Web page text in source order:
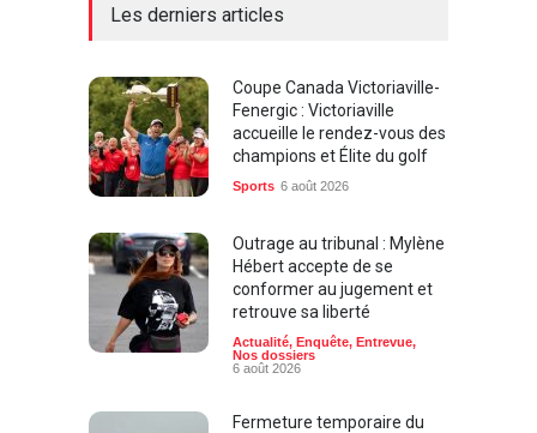
Les derniers articles
Coupe Canada Victoriaville-
Fenergic : Victoriaville
accueille le rendez-vous des
champions et Élite du golf
Sports 6 août 2026
Outrage au tribunal : Mylène
Hébert accepte de se
conformer au jugement et
retrouve sa liberté
Actualité, Enquête, Entrevue,
Nos dossiers
6 août 2026
Fermeture temporaire du